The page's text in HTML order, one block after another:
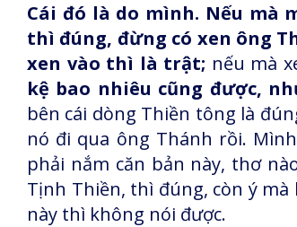
Cái đó là do mình. Nếu mà
thì đúng, đừng có xen ông
xen vào thì là trật; nếu mà
kệ bao nhiêu cũng được,
bên cái dòng Thiền tông là
nó đi qua ông Thánh rồi.
phải nắm căn bản này, thơ
Tịnh Thiền, thì đúng, còn ý mà
này thì không nói được.